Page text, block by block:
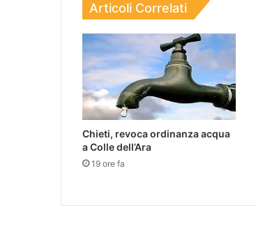
Articoli Correlati
Chieti, revoca ordinanza acqua
a Colle dell’Ara
19 ore fa